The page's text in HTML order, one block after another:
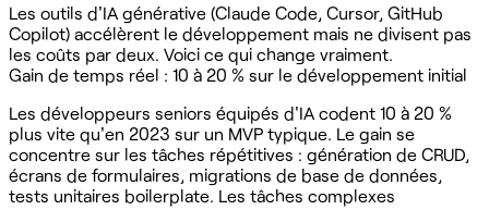
Les outils d'IA générative (Claude Code, Cursor, GitHub
Copilot) accélèrent le développement mais ne divisent pas
les coûts par deux. Voici ce qui change vraiment.
Gain de temps réel : 10 à 20 % sur le développement initial
Les développeurs seniors équipés d'IA codent 10 à 20 %
plus vite qu'en 2023 sur un MVP typique. Le gain se
concentre sur les tâches répétitives : génération de CRUD,
écrans de formulaires, migrations de base de données,
tests unitaires boilerplate. Les tâches complexes